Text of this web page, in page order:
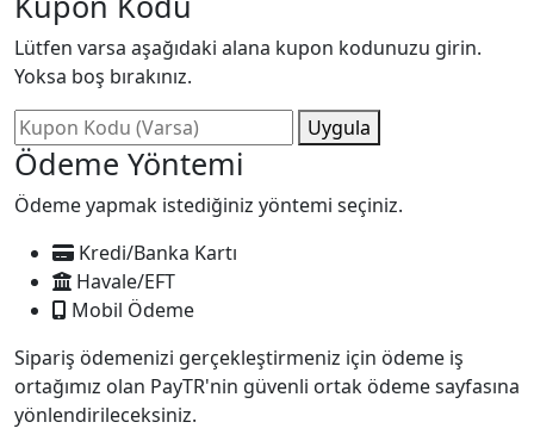
Lütfen varsa aşağıdaki alana kupon kodunuzu girin.
Yoksa boş bırakınız.
Uygula
Ödeme Yöntemi
Ödeme yapmak istediğiniz yöntemi seçiniz.
Kredi/Banka Kartı
Havale/EFT
Mobil Ödeme
Sipariş ödemenizi gerçekleştirmeniz için ödeme iş
ortağımız olan PayTR'nin güvenli ortak ödeme sayfasına
yönlendirileceksiniz.